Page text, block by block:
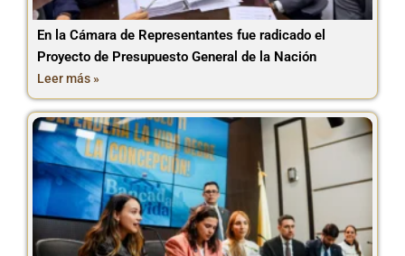
En la Cámara de Representantes fue radicado el
Proyecto de Presupuesto General de la Nación
Leer más »